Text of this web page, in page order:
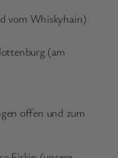
vom Whiskyhain)
(am
offen und zum